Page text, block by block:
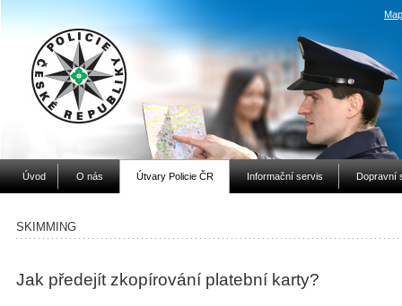
Úvod O nás Útvary Policie ČR Informační servis Dopravní
SKIMMING
Jak předejít zkopírování platební karty?